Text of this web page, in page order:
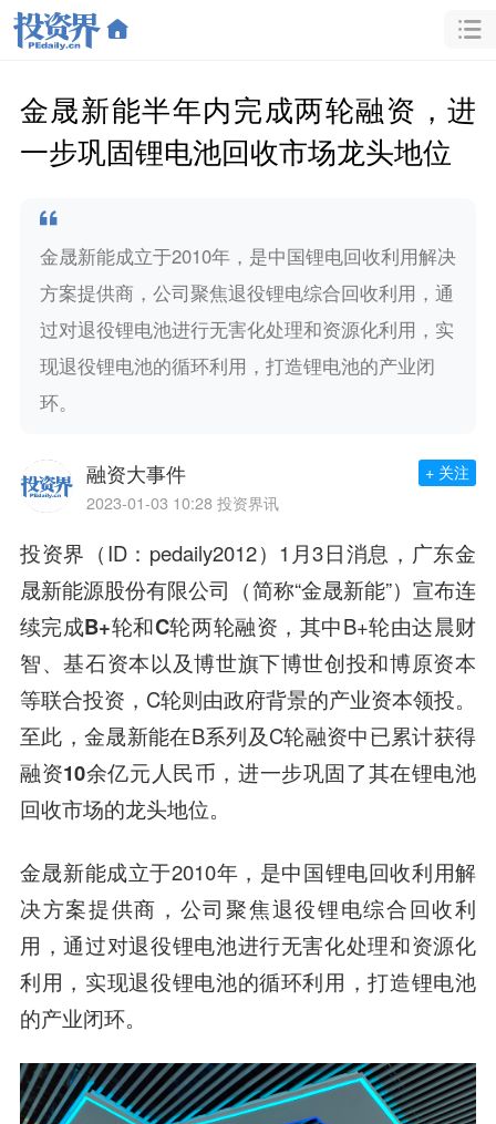
金晟新能半年内完成两轮融资，进
一步巩固锂电池回收市场龙头地位
金晟新能成立于2010年，是中国锂电回收利用解决
方案提供商，公司聚焦退役锂电综合回收利用，通
过对退役锂电池进行无害化处理和资源化利用，实
现退役锂电池的循环利用，打造锂电池的产业闭
环。
融资大事件
2023-01-03 10:28 投资界讯
+ 关注
投资界（ID：pedaily2012）1月3日消息，广东金
晟新能源股份有限公司（简称“金晟新能”）宣布连
续完成B+轮和C轮两轮融资 ，其中B+轮由达晨财
智、基石资本以及博世旗下博世创投和博原资本
等联合投资，C轮则由政府背景的产业资本领投。
至此，金晟新能在B系列及C轮融资中已累计获得
融资10余亿元人民币 ，进一步巩固了其在锂电池
回收市场的龙头地位。
金晟新能成立于2010年，是中国锂电回收利用解
决方案提供商 ，公司聚焦退役锂电综合回收利
用，通过对退役锂电池进行无害化处理和资源化
利用，实现退役锂电池的循环利用，打造锂电池
的产业闭环。